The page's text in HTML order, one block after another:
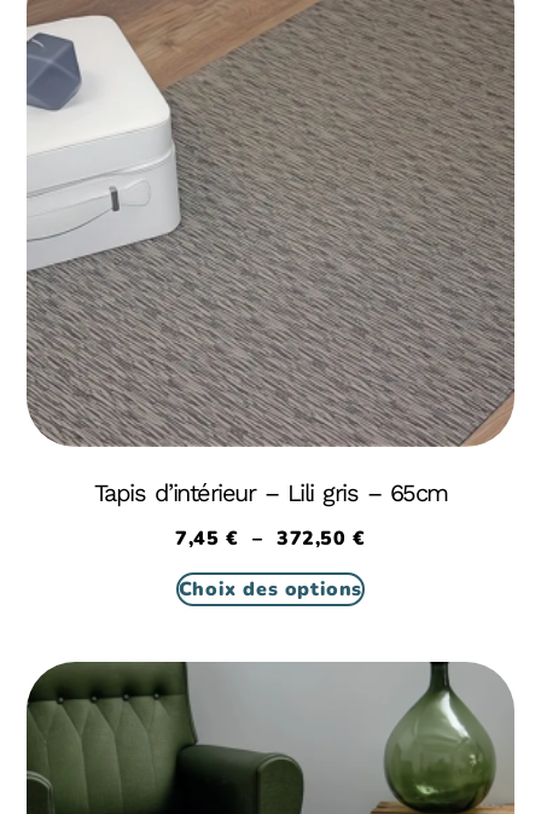
Tapis d’intérieur – Lili gris – 65cm
7,45€ – 372,50€
Choix des options